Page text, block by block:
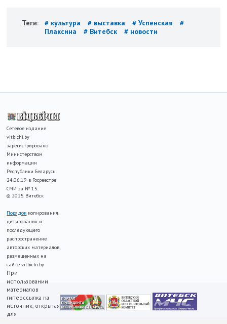
Теги: # культура # выставка # Успенская
#
Плаксина
# Витебск # новости
Сетевое издание
vitbichi.by
зарегистрировано
Министерством
информации
Республики Беларусь
24.06.19 в Госреестре
СМИ за № 15.
© 2025 Витебск
Порядок копирования,
цитирования и
последующего
распространение
авторских материалов,
размещенных на
сайте vitbichi.by
При
использовании
материалов
гиперссылка на
источник, открытая
для